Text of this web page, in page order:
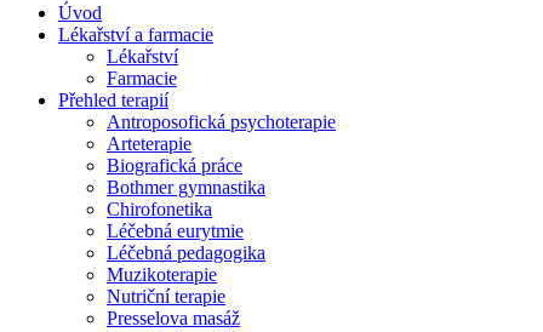
Úvod
Lékařství a farmacie
Lékařství
Farmacie
Přehled terapií
Antroposofická psychoterapie
Arteterapie
Biografická práce
Bothmer gymnastika
Chirofonetika
Léčebná eurytmie
Léčebná pedagogika
Muzikoterapie
Nutriční terapie
Presselova masáž